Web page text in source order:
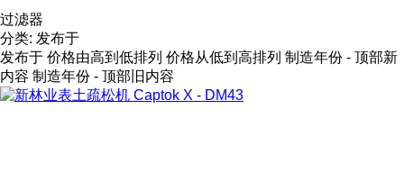
过滤器
分类: 发布于
发布于 价格由高到低排列 价格从低到高排列 制造年份 - 顶部新
内容 制造年份 - 顶部旧内容